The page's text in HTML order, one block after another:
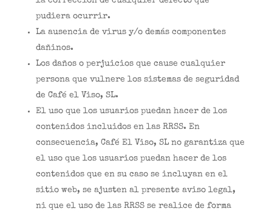
pudiera ocurrir.
La ausencia de virus y/o demás componentes
dañinos.
Los daños o perjuicios que cause cualquier
persona que vulnere los sistemas de seguridad
de Café el Viso, SL.
El uso que los usuarios puedan hacer de los
contenidos incluidos en las RRSS. En
consecuencia, Café El Viso, SL no garantiza que
el uso que los usuarios puedan hacer de los
contenidos que en su caso se incluyan en el
sitio web, se ajusten al presente aviso legal,
ni que el uso de las RRSS se realice de forma